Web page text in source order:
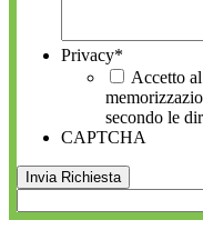
Privacy*
Accetto
secondo le
CAPTCHA